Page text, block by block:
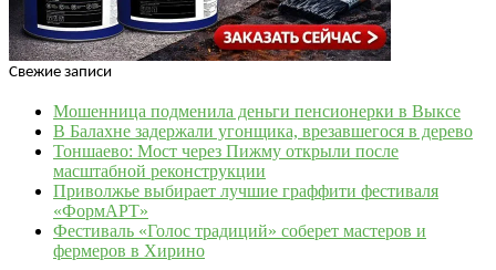
Свежие записи
Мошенница подменила деньги пенсионерки в Выксе
В Балахне задержали угонщика, врезавшегося в дерево
Тоншаево: Мост через Пижму открыли после
масштабной реконструкции
Приволжье выбирает лучшие граффити фестиваля
«ФормАРТ»
Фестиваль «Голос традиций» соберет мастеров и
фермеров в Хирино